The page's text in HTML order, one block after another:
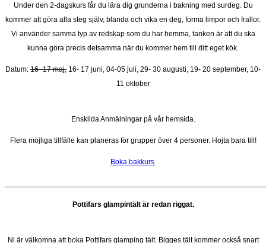
Under den 2-dagskurs får du lära dig grunderna i bakning med surdeg. Du
kommer att göra alla steg själv, blanda och vika en deg, forma limpor och frallor.
Vi använder samma typ av redskap som du har hemma, tanken är att du ska
kunna göra precis detsamma när du kommer hem till ditt eget kök.
Datum: 16- 17 maj, 16- 17 juni, 04-05 juli, 29- 30 augusti, 19- 20 september, 10-
11 oktober
Enskilda Anmälningar på vår hemsida.
Flera möjliga tillfälle kan planeras för grupper över 4 personer. Hojta bara till!
Boka bakkurs
Pottifars glampintält är redan riggat.
Ni är välkomna att boka Pottifars glamping tält. Bigges tält kommer också snart